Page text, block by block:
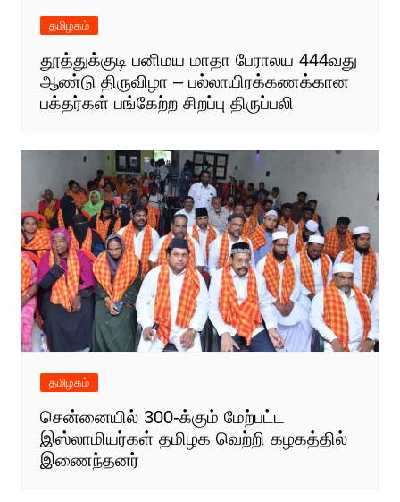
தமிழகம்
தூத்துக்குடி பனிமய மாதா பேராலய 444வது
ஆண்டு திருவிழா – பல்லாயிரக்கணக்கான
பக்தர்கள் பங்கேற்ற சிறப்பு திருப்பலி
தமிழகம்
சென்னையில் 300-க்கும் மேற்பட்ட
இஸ்லாமியர்கள் தமிழக வெற்றி கழகத்தில்
இணைந்தனர்